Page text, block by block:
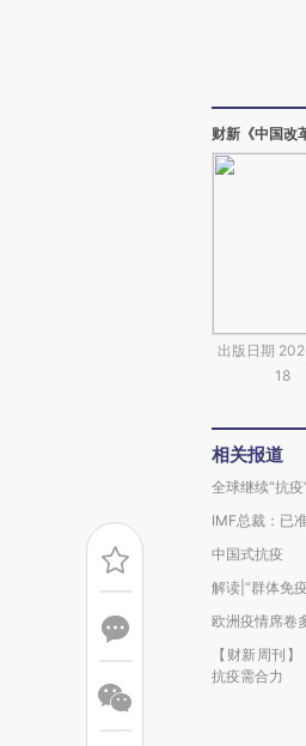
财新《中国
出版日期
18
相关报道
全球继续“抗
IMF总裁：已
中国式抗疫
解读|“群体免
欧洲疫情席卷
【财新周刊
抗疫需合力